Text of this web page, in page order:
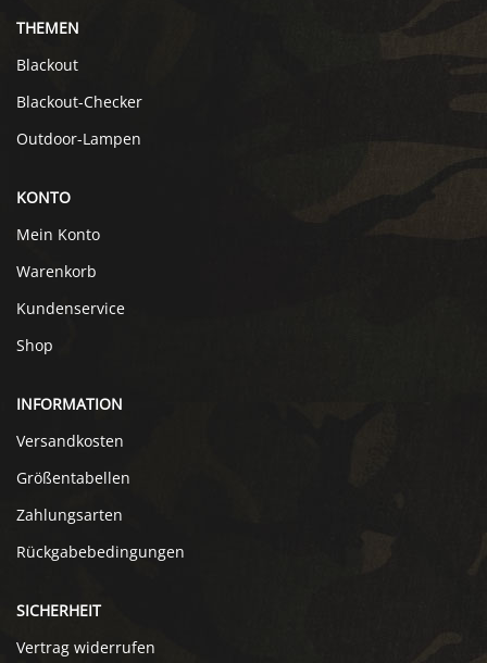
THEMEN
Blackout
Blackout-Checker
Outdoor-Lampen
KONTO
Mein Konto
Warenkorb
Kundenservice
Shop
INFORMATION
Versandkosten
Größentabellen
Zahlungsarten
Rückgabebedingungen
SICHERHEIT
Vertrag widerrufen